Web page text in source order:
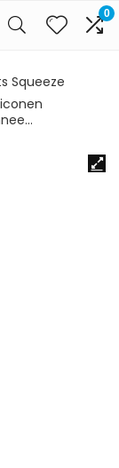
0
Squeeze